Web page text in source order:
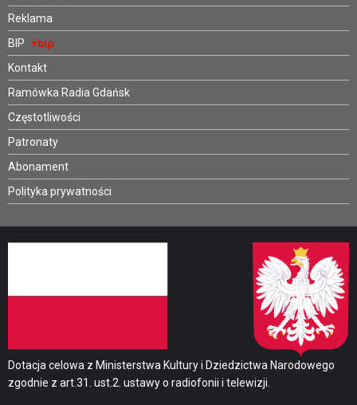
Reklama
BIP
Kontakt
Ramówka Radia Gdańsk
Częstotliwości
Patronaty
Abonament
Polityka prywatności
Dotacja celowa z Ministerstwa Kultury i Dziedzictwa Narodowego
zgodnie z art.31. ust.2. ustawy o radiofonii i telewizji.